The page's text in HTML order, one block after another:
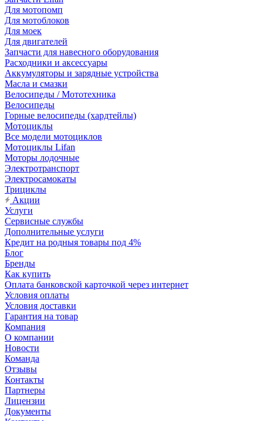
Для мотопомп
Для мотоблоков
Для моек
Для двигателей
Запчасти для навесного оборудования
Расходники и аксессуары
Аккумуляторы и зарядные устройства
Масла и смазки
Велосипеды / Мототехника
Велосипеды
Горные велосипеды (хардтейлы)
Мотоциклы
Все модели мотоциклов
Мотоциклы Lifan
Моторы лодочные
Электротранспорт
Электросамокаты
Трициклы
Акции
Услуги
Сервисные службы
Дополнительные услуги
Кредит на родныя товары под 4%
Блог
Бренды
Как купить
Оплата банковской карточкой через интернет
Условия оплаты
Условия доставки
Гарантия на товар
Компания
О компании
Новости
Команда
Отзывы
Контакты
Партнеры
Лицензии
Документы